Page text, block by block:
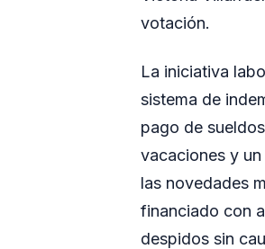
votación.
La iniciativa
sistema de
pago de
vacaciones y
las novedades
financiado con
despidos sin